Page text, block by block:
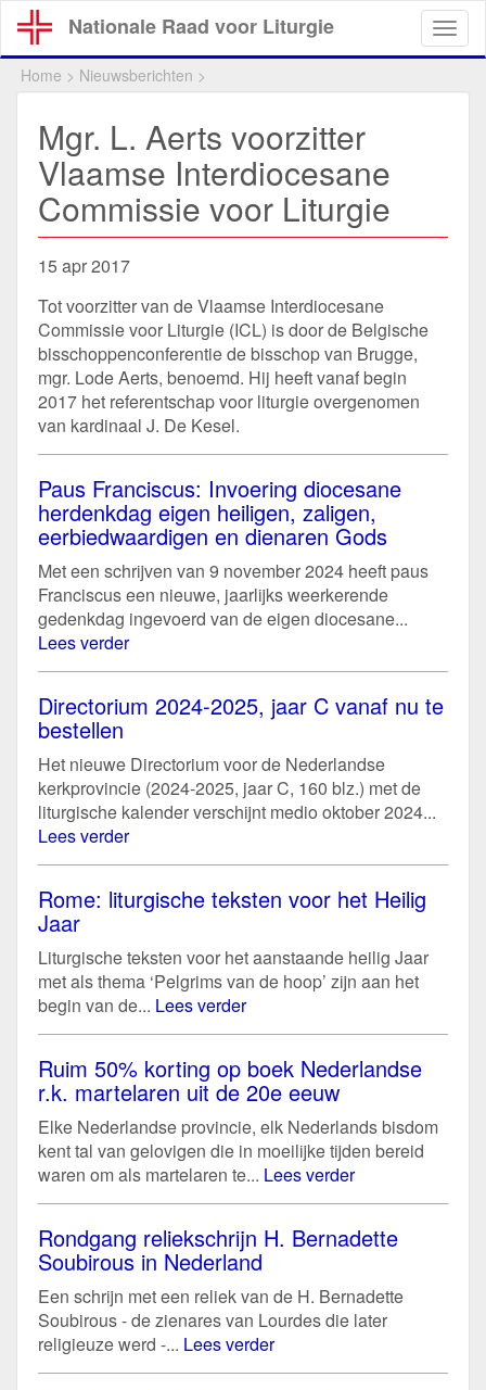
Overslaan
en
naar
Nationale Raad voor Liturgie
Home > Nieuwsberichten >
Mgr. L. Aerts voorzitter
Vlaamse Interdiocesane
Commissie voor Liturgie
15 apr 2017
Tot voorzitter van de Vlaamse Interdiocesane
Commissie voor Liturgie (ICL) is door de Belgische
bisschoppenconferentie de bisschop van Brugge,
mgr. Lode Aerts, benoemd. Hij heeft vanaf begin
2017 het referentschap voor liturgie overgenomen
van kardinaal J. De Kesel.
Paus Franciscus: Invoering diocesane
herdenkdag eigen heiligen, zaligen,
eerbiedwaardigen en dienaren Gods
Met een schrijven van 9 november 2024 heeft paus
Franciscus een nieuwe, jaarlijks weerkerende
gedenkdag ingevoerd van de eigen diocesane...
Lees verder
Directorium 2024-2025, jaar C vanaf nu te
bestellen
Het nieuwe Directorium voor de Nederlandse
kerkprovincie (2024-2025, jaar C, 160 blz.) met de
liturgische kalender verschijnt medio oktober 2024...
Lees verder
Rome: liturgische teksten voor het Heilig
Jaar
Liturgische teksten voor het aanstaande heilig Jaar
met als thema ‘Pelgrims van de hoop’ zijn aan het
begin van de... Lees verder
Ruim 50% korting op boek Nederlandse
r.k. martelaren uit de 20e eeuw
Elke Nederlandse provincie, elk Nederlands bisdom
kent tal van gelovigen die in moeilijke tijden bereid
waren om als martelaren te... Lees verder
Rondgang reliekschrijn H. Bernadette
Soubirous in Nederland
Een schrijn met een reliek van de H. Bernadette
Soubirous - de zienares van Lourdes die later
religieuze werd -... Lees verder